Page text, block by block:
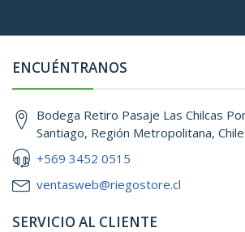
ENCUÉNTRANOS
Bodega Retiro Pasaje Las Chilcas
Santiago, Región Metropolitana, Chile
+569 3452 0515
ventasweb@riegostore.cl
SERVICIO AL CLIENTE